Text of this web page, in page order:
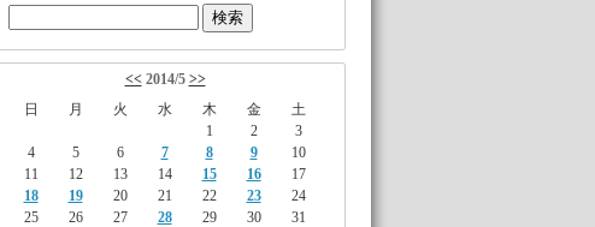
<<2014/5 >>
日
月 火 水 木 金
土
1
2
3
4
5 6 7 8 9
10
11
12 13 14 15 16
17
18
19 20 21 22 23
24
25
26 27 28 29 30 31